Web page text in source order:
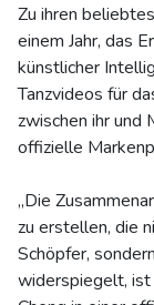
Zu ihren
einem Jahr, das
künstlicher
Tanzvideos für
zwischen ihr und
offizielle
„Die
zu erstellen, die
Schöpfer,
widerspiegelt, ist